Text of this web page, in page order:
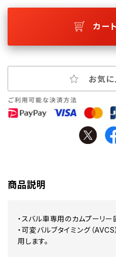
カー
お気
商品説明
・スバル車専用のカムプーリー
・可変バルブタイミング（
用します。